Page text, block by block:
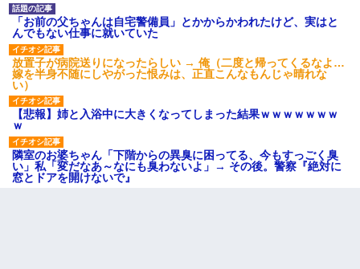
「お前の父ちゃんは自宅警備員」とかからかわれたけど、実はと
んでもない仕事に就いていた
放置子が病院送りになったらしい → 俺（二度と帰ってくるなよ…
嫁を半身不随にしやがった恨みは、正直こんなもんじゃ晴れな
い）
【悲報】姉と入浴中に大きくなってしまった結果ｗｗｗｗｗｗｗ
ｗ
隣室のお婆ちゃん「下階からの異臭に困ってる、今もすっごく臭
い」私「変だなあ～なにも臭わないよ」→ その後。警察『絶対に
窓とドアを開けないで』